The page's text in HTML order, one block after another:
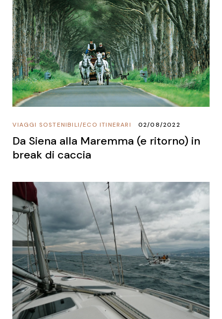
ECO ITINERARI
/
VIAGGI SOSTENIBILI 02/08/2022
Da Siena alla Maremma (e ritorno) in
break di caccia